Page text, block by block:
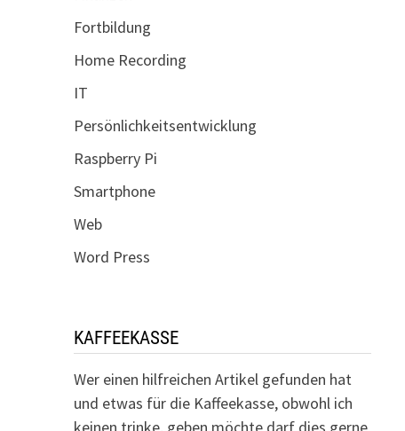
Fortbildung
Home Recording
IT
Persönlichkeitsentwicklung
Raspberry Pi
Smartphone
Web
Word Press
KAFFEEKASSE
Wer einen hilfreichen Artikel gefunden hat
und etwas für die Kaffeekasse, obwohl ich